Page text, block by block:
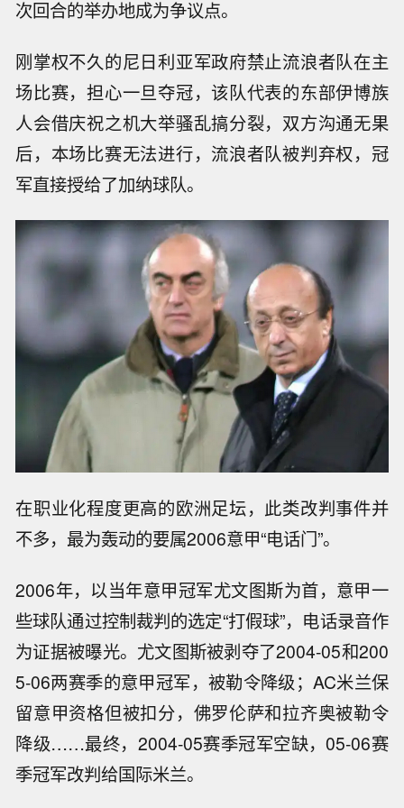
次回合的举办地成为争议点。
刚掌权不久的尼日利亚军政府禁止流浪者队在主
场比赛，担心一旦夺冠，该队代表的东部伊博族
人会借庆祝之机大举骚乱搞分裂，双方沟通无果
后，本场比赛无法进行，流浪者队被判弃权，冠
军直接授给了加纳球队。
在职业化程度更高的欧洲足坛，此类改判事件并
不多，最为轰动的要属2006意甲“电话门”。
2006年，以当年意甲冠军尤文图斯为首，意甲一
些球队通过控制裁判的选定“打假球”，电话录音作
为证据被曝光。尤文图斯被剥夺了2004-05和200
5-06两赛季的意甲冠军，被勒令降级；AC米兰保
留意甲资格但被扣分，佛罗伦萨和拉齐奥被勒令
降级……最终，2004-05赛季冠军空缺，05-06赛
季冠军改判给国际米兰。